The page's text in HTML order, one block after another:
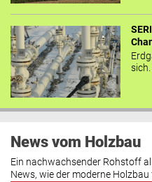
sich.
News vom Holzbau
Ein nachwachsender Rohstoff
News, wie der moderne